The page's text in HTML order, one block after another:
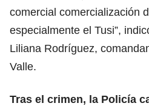
comercial comercialización
especialmente el Tusi”,
Liliana Rodríguez,
Valle.
Tras el crimen, la Policía